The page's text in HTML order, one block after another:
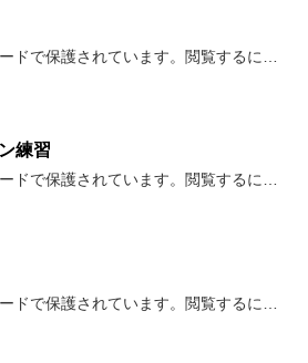
ドで保護されています。閲覧するに…
練習
ドで保護されています。閲覧するに…
ドで保護されています。閲覧するに…